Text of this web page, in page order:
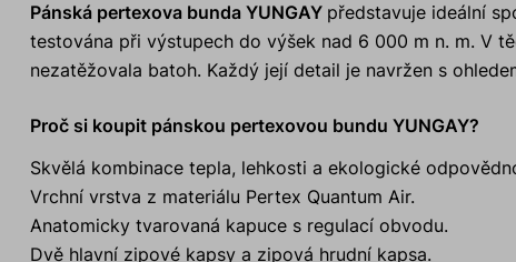
Pánská pertexova bunda YUNGAY představuje ideální
testována při výstupech do výšek nad 6 000 m n. m. V
nezatěžovala batoh. Každý její detail je navržen s
Proč si koupit pánskou pertexovou bundu YUNGAY?
Skvělá kombinace tepla, lehkosti a ekologické
Vrchní vrstva z materiálu Pertex Quantum Air.
Anatomicky tvarovaná kapuce s regulací obvodu.
Dvě hlavní zipové kapsy a zipová hrudní kapsa.